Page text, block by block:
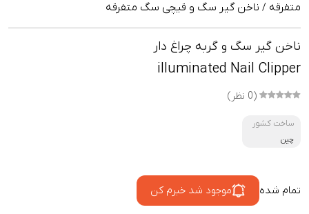
متفرقه / ناخن گیر سگ و قیچی سگ متفرقه
ناخن گیر سگ و گربه چراغ دار
illuminated Nail Clipper
(0 نظر)
ساخت کشور
چین
تمام شده موجود شد خبرم کن